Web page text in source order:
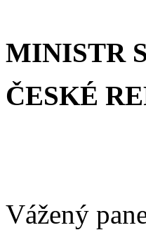
MINISTR
ČESKÉ
Vážený